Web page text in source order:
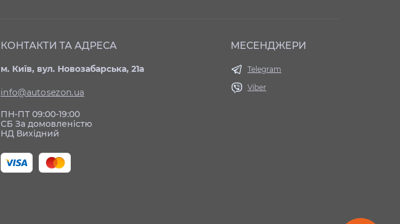
КОНТАКТИ ТА АДРЕСА
м. Київ, вул. Новозабарська, 21а
info@autosezon.ua
ПН-ПТ 09:00-19:00
СБ За домовленістю
НД Вихідний
МЕСЕНДЖЕРИ
Telegram
Viber